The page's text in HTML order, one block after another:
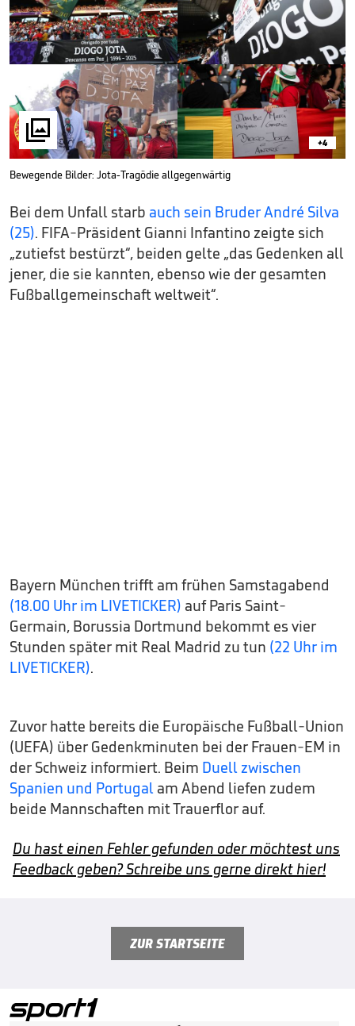
 +4
Bewegende Bilder: Jota-Tragödie allgegenwärtig
Bei dem Unfall starb auch sein Bruder André Silva
(25). FIFA-Präsident Gianni Infantino zeigte sich
„zutiefst bestürzt“, beiden gelte „das Gedenken all
jener, die sie kannten, ebenso wie der gesamten
Fußballgemeinschaft weltweit“.
Bayern München trifft am frühen Samstagabend
(18.00 Uhr im LIVETICKER) auf Paris Saint-
Germain, Borussia Dortmund bekommt es vier
Stunden später mit Real Madrid zu tun (22 Uhr im
LIVETICKER).
Zuvor hatte bereits die Europäische Fußball-Union
(UEFA) über Gedenkminuten bei der Frauen-EM in
der Schweiz informiert. Beim Duell zwischen
Spanien und Portugal am Abend liefen zudem
beide Mannschaften mit Trauerflor auf.
Du hast einen Fehler gefunden oder möchtest uns
Feedback geben? Schreibe uns gerne direkt hier!
ZUR STARTSEITE